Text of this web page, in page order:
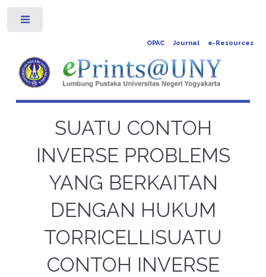
OPAC Journal e-Resources
SUATU CONTOH
INVERSE PROBLEMS
YANG BERKAITAN
DENGAN HUKUM
TORRICELLISUATU
CONTOH INVERSE